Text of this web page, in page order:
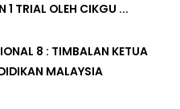
1 TRIAL OLEH CIKGU ...
8 : TIMBALAN KETUA
MALAYSIA